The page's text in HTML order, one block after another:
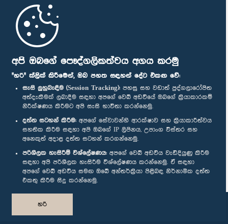
අපි ඔබගේ පෞද්ගලිකත්වය අගය කරමු
"හරි" ක්ලික් කිරීමෙන්, ඔබ පහත සඳහන් දේට එකඟ වේ:
සැසි ලුහුබැඳීම (Session Tracking): පහසු සහ වඩාත් පුද්ගලාරෝපිත
අත්දැකීමක් ලබාදීම සඳහා අපගේ වෙබ් අඩවියේ ඔබගේ ක්‍රියාකාරකම්
නිරීක්ෂණය කිරීමට අපි සැසි භාවිතා කරන්නෙමු.
දත්ත සටහන් කිරීම: අපගේ සේවාවන්හි ආරක්ෂාව සහ ක්‍රියාකාරීත්වය
සහතික කිරීම සඳහා අපි ඔබගේ IP ලිපිනය, උපාංග විස්තර සහ
අනෙකුත් අදාළ දත්ත සටහන් කරගන්නෙමු.
පරිශීලක හැසිරීම් විශ්ලේෂණය: අපගේ වෙබ් අඩවිය වැඩිදියුණු කිරීම
සඳහා අපි පරිශීලක හැසිරීම විශ්ලේෂණය කරන්නෙමු. ඒ සඳහා
අපගේ වෙබ් අඩවිය සමඟ ඔබේ අන්තර්ක්‍රියා පිළිබඳ නිර්නාමික දත්ත
එකතු කිරීම සිදු කරන්නෙමු.
හරි
මුල් පිටුව
පාර්ලිමේන්තු ජංගම යෙදුම
අප හා සම්බන්ධ වී සිටින්න :
සම්මාන
පෞද්ගලිකත්ව ප්‍රතිපත්තිය